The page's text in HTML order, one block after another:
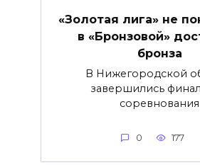
«Золотая лига» не
в «Бронзовой»
бронза
В Нижегородской
завершились
соревнования
0 177